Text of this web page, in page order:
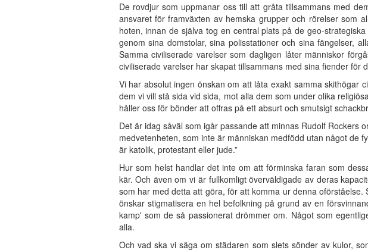
De rovdjur som uppmanar oss till att gråta tillsammans med
ansvaret för framväxten av hemska grupper och rörelser som
hoten, innan de själva tog en central plats på de geo-
genom sina domstolar, sina polisstationer och sina fängelser,
Samma civiliserade varelser som dagligen låter människor
civiliserade varelser har skapat tillsammans med sina fiender för
Vi har absolut ingen önskan om att låta exakt samma skithögar
dem vi vill stå sida vid sida, mot alla dem som under olika
håller oss för bönder att offras på ett absurt och smutsigt
Det är idag såväl som igår passande att minnas Rudolf Rockers
medvetenheten, som inte är människan medfödd utan något de
är katolik, protestant eller jude.”
Hur som helst handlar det inte om att förminska faran som
kär. Och även om vi är fullkomligt överväldigade av deras
som har med detta att göra, för att komma ur denna
önskar stigmatisera en hel befolkning på grund av en
kamp' som de så passionerat drömmer om. Något som
alla.
Och vad ska vi säga om städaren som slets sönder av kulor,